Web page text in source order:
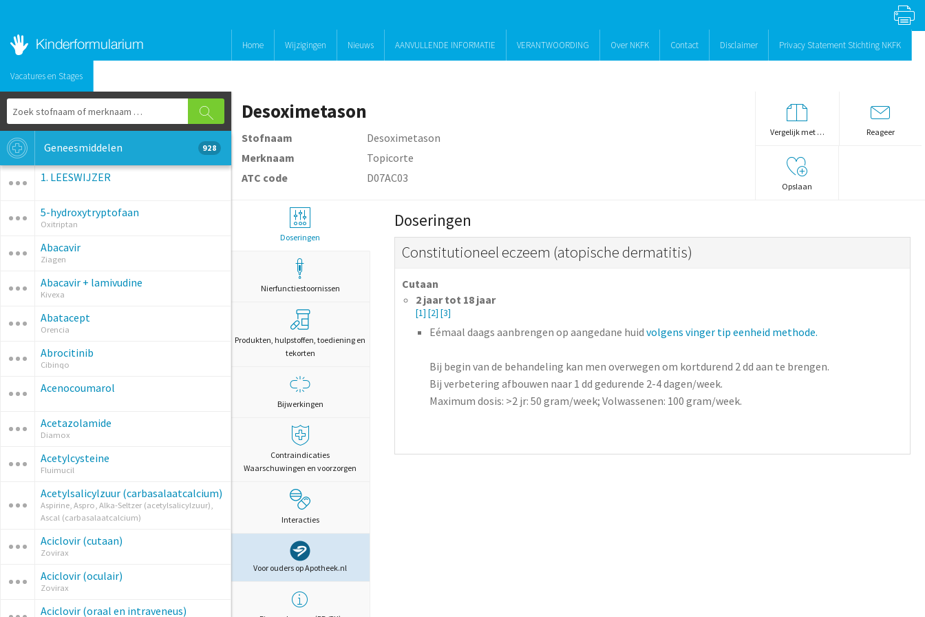
Home Wijzigingen Nieuws AANVULLENDE INFORMATIE VERANTWOORDING Over NKFK Contact Disclaimer Privacy Statement Stichting NKFK
Vacatures en Stages
Geneesmiddelen 928
1. LEESWIJZER
5-hydroxytryptofaan
Oxitriptan
Abacavir
Ziagen
Abacavir + lamivudine
Kivexa
Abatacept
Orencia
Abrocitinib
Cibinqo
Acenocoumarol
Acetazolamide
Diamox
Acetylcysteine
Fluimucil
Acetylsalicylzuur (carbasalaatcalcium)
Aspirine, Aspro, Alka-Seltzer (acetylsalicylzuur),
Ascal (carbasalaatcalcium)
Aciclovir (cutaan)
Zovirax
Aciclovir (oculair)
Zovirax
Aciclovir (oraal en intraveneus)
Desoximetason
Stofnaam
Desoximetason
Merknaam
Topicorte
ATC code
D07AC03
Vergelijk met … Reageer
Opslaan
Doseringen
Nierfunctiestoornissen
Produkten, hulpstoffen, toediening en
tekorten
Bijwerkingen
Contraindicaties
Waarschuwingen en voorzorgen
Interacties
Voor ouders op Apotheek.nl
Doseringen
Constitutioneel eczeem (atopische dermatitis)
Cutaan
2 jaar tot 18 jaar
[1] [2] [3]
Eémaal daags aanbrengen op aangedane huid volgens vinger tip eenheid methode.
Bij begin van de behandeling kan men overwegen om kortdurend 2 dd aan te brengen.
Bij verbetering afbouwen naar 1 dd gedurende 2-4 dagen/week.
Maximum dosis: >2 jr: 50 gram/week; Volwassenen: 100 gram/week.